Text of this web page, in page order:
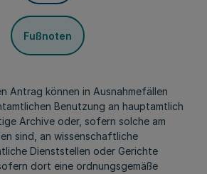
Fußnoten
Antrag können in Ausnahmefällen
Benutzung an hauptamtlich
Archive oder, sofern solche am
sind, an wissenschaftliche
Dienststellen oder Gerichte
dort eine ordnungsgemäße